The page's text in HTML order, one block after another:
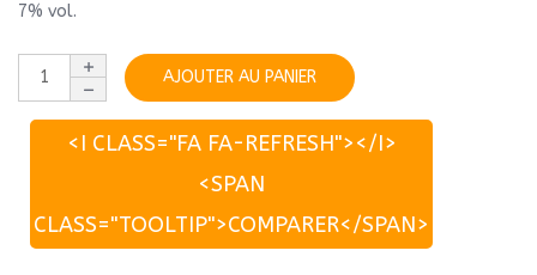
7% vol.
AJOUTER AU PANIER
<I CLASS="FA FA-REFRESH"></I>
<SPAN
CLASS="TOOLTIP">COMPARER</SPAN>